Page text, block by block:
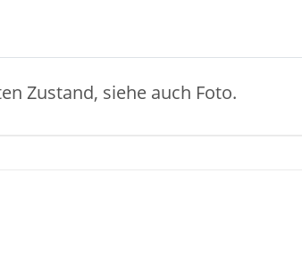
Zustand, siehe auch Foto.